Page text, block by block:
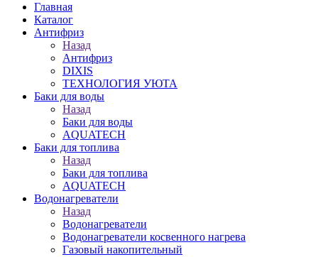
Главная
Каталог
Антифриз
Назад
Антифриз
DIXIS
ТЕХНОЛОГИЯ УЮТА
Баки для воды
Назад
Баки для воды
AQUATECH
Баки для топлива
Назад
Баки для топлива
AQUATECH
Водонагреватели
Назад
Водонагреватели
Водонагреватели косвенного нагрева
Газовый накопительный